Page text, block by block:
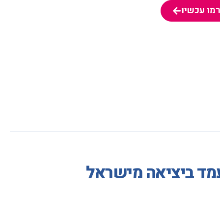
עכשיו
עכשיו
ביציאה מישראל